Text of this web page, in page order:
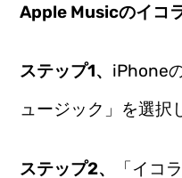
Apple Musicのイコ
ステップ1、 iPhone
ュージック」を選択
ステップ2、 「イコ